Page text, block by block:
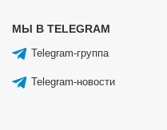
МЫ В TELEGRAM
Telegram-группа
Telegram-новости